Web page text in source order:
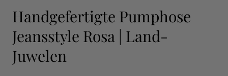
Handgefertigte Pumphose
Jeansstyle Rosa | Land-
Juwelen